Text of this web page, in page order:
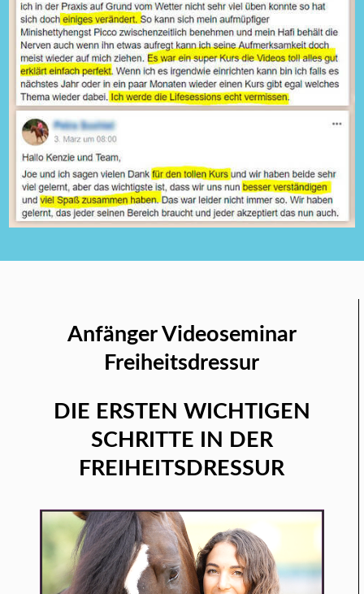
Anfänger Videoseminar
Freiheitsdressur
DIE ERSTEN WICHTIGEN
SCHRITTE IN DER
FREIHEITSDRESSUR